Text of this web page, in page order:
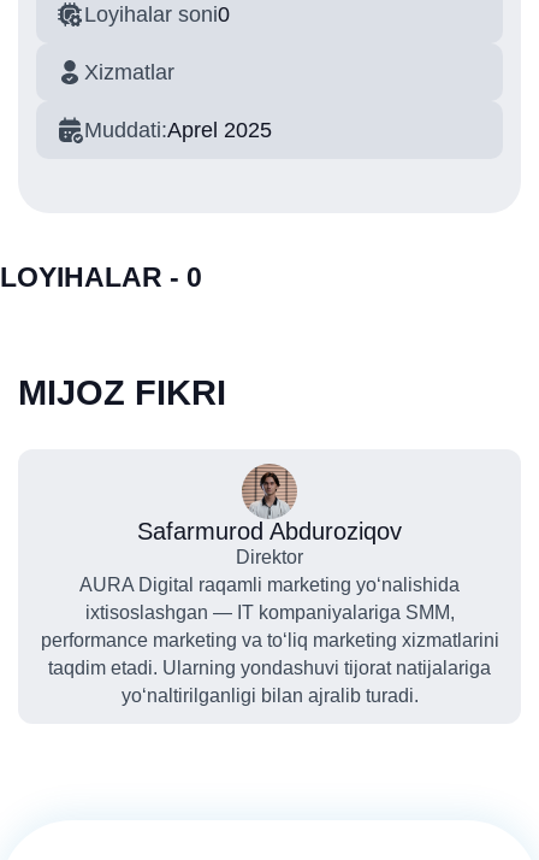
Loyihalar soni0
Xizmatlar
Muddati:Aprel 2025
LOYIHALAR - 0
MIJOZ FIKRI
Safarmurod Abduroziqov
Direktor
AURA Digital raqamli marketing yo‘nalishida
ixtisoslashgan — IT kompaniyalariga SMM,
performance marketing va to‘liq marketing xizmatlarini
taqdim etadi. Ularning yondashuvi tijorat natijalariga
yo‘naltirilganligi bilan ajralib turadi.